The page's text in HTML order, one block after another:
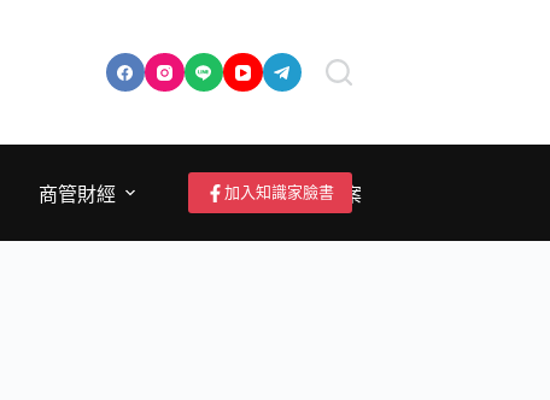
商管財經 成為作者/投稿/提案
加入知識家臉書